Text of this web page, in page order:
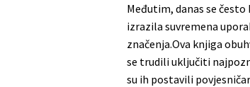
Međutim, danas se
izrazila suvremena
značenja.Ova knjiga
se trudili uključiti
su ih postavili